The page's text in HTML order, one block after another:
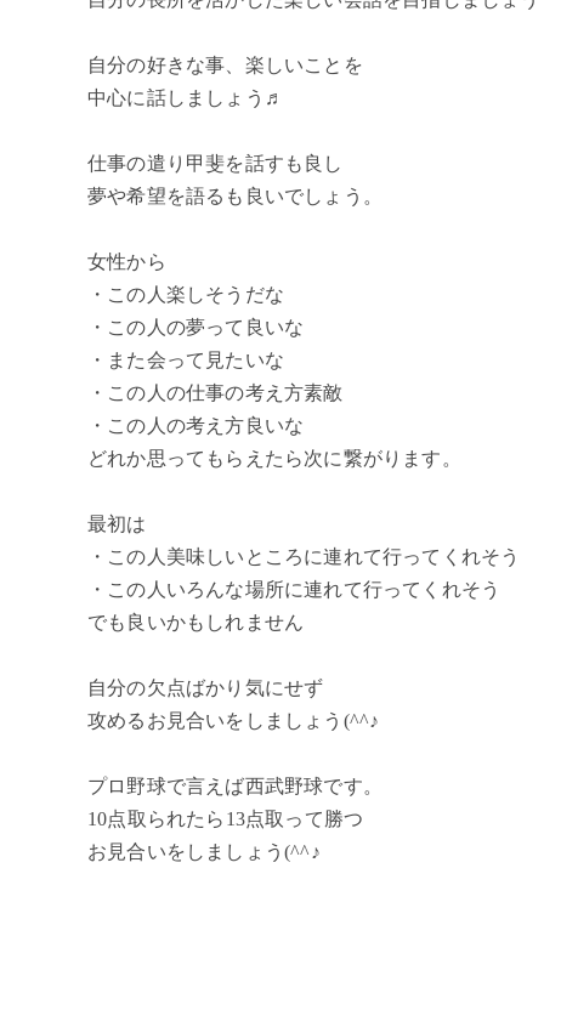
自分の好きな事、楽しいことを
中心に話しましょう♬
仕事の遣り甲斐を話すも良し
夢や希望を語るも良いでしょう。
女性から
・この人楽しそうだな
・この人の夢って良いな
・また会って見たいな
・この人の仕事の考え方素敵
・この人の考え方良いな
どれか思ってもらえたら次に繋がります。
最初は
・この人美味しいところに連れて行ってくれそう
・この人いろんな場所に連れて行ってくれそう
でも良いかもしれません
自分の欠点ばかり気にせず
攻めるお見合いをしましょう(^^♪
プロ野球で言えば西武野球です。
10点取られたら13点取って勝つ
お見合いをしましょう(^^♪